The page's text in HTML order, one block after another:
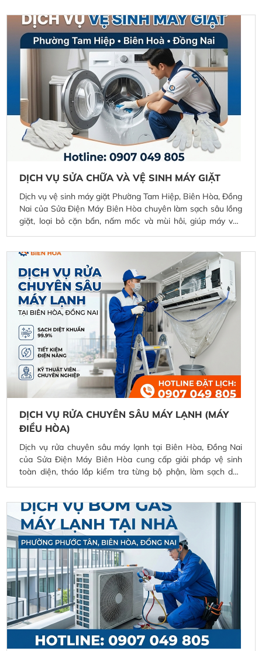
uy tín, giúp thiết bị hoạt động bền bỉ, tiết kiệm điện năng
cho gia đình và doanh nghiệp.
DỊCH VỤ SỬA CHỮA VÀ VỆ SINH MÁY GIẶT
Dịch vụ vệ sinh máy giặt Phường Tam Hiệp, Biên Hòa, Đồng
Nai của Sửa Điện Máy Biên Hòa chuyên làm sạch sâu lồng
giặt, loại bỏ cặn bẩn, nấm mốc và mùi hôi, giúp máy vận
mọi dòng máy giặt cửa trên và cửa trước. Cam kết quy trình
chuyên nghiệp, giá cả hợp lý và bảo hành rõ ràng.
DỊCH VỤ RỬA CHUYÊN SÂU MÁY LẠNH (MÁY
ĐIỀU HÒA)
Dịch vụ rửa chuyên sâu máy lạnh tại Biên Hòa, Đồng Nai
của Sửa Điện Máy Biên Hòa cung cấp giải pháp vệ sinh
toàn diện, tháo lắp kiểm tra từng bộ phận, làm sạch dàn
máy lạnh hoạt động êm ái, tiết kiệm điện và tăng tuổi thọ.
Phục vụ nhanh chóng tận nơi tại P. Biên Hòa và các khu
vực lân cận, hỗ trợ kiểm tra miễn phí và báo giá rõ ràng
trước khi thực hiện.